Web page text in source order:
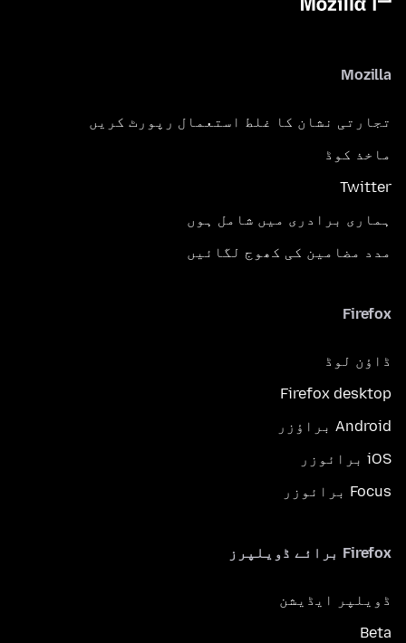
Mozilla
تجارتی نشان کا غلط استعمال رپورٹ کریں
ماخذ کوڈ
Twitter
ہماری برادری میں شامل ہوں
مدد مضامین کی کھوج لگائیں
Firefox
ڈاؤن لوڈ
Firefox desktop
Android براؤزر
iOS برائوزر
Focus برائوزر
Firefox برائے ڈویلپرز
ڈویلپر ایڈیشن
Beta